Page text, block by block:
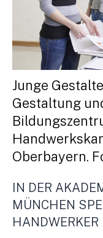
Junge
Gestaltung
Oberbayern.
IN DER
MÜNCHEN